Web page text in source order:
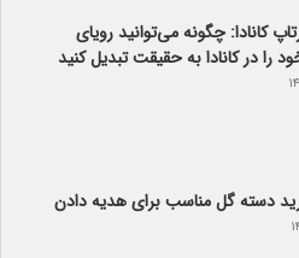
کانادا: چگونه می‌توانید رویای
را در کانادا به حقیقت تبدیل کنید
دسته گل مناسب برای هدیه دادن